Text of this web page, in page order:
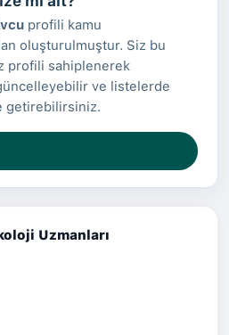
profili kamu
oluşturulmuştur. Siz bu
profili sahiplenerek
ve listelerde
getirebilirsiniz.
Uzmanları